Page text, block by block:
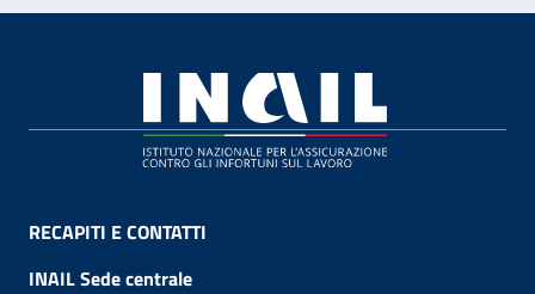
RECAPITI E CONTATTI
INAIL Sede centrale